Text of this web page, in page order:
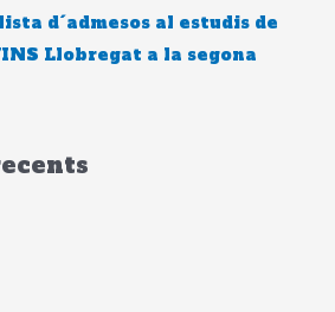
d´admesos al estudis de
Llobregat a la segona